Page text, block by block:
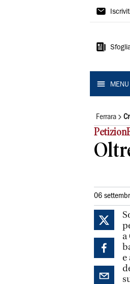
La
MENU
Ferrara
06
a
e